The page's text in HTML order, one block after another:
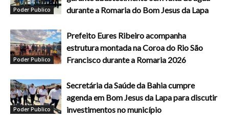
Poder Publico
durante a Romaria do Bom Jesus da Lapa
Poder Publico
Prefeito Eures Ribeiro acompanha
estrutura montada na Coroa do Rio São
Francisco durante a Romaria 2026
Poder Publico
Secretária da Saúde da Bahia cumpre
agenda em Bom Jesus da Lapa para discutir
investimentos no município